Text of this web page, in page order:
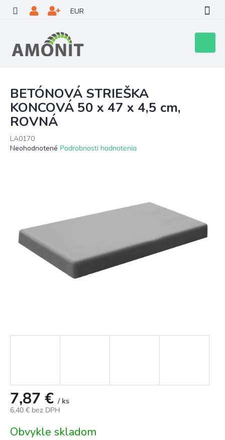
obsah
EUR
košík
BETÓNOVÁ STRIEŠKA
KONCOVÁ 50 x 47 x 4,5 cm,
ROVNÁ
LA0170
Priemerné
Neohodnotené Podrobnosti hodnotenia
7,87 € / ks
6,40 € bez DPH
cena:
Obvykle skladom